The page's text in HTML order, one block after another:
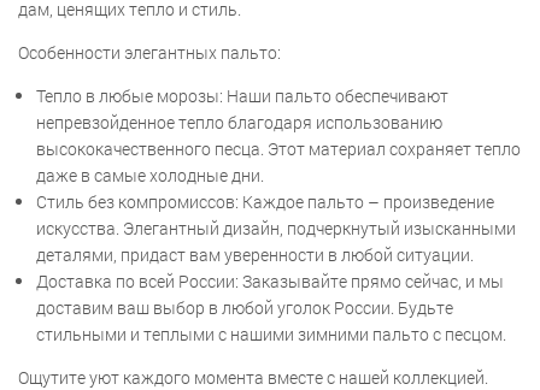
дам, ценящих тепло и стиль.
Особенности элегантных пальто:
Тепло в любые морозы: Наши пальто обеспечивают
непревзойденное тепло благодаря использованию
высококачественного песца. Этот материал сохраняет тепло
даже в самые холодные дни.
Стиль без компромиссов: Каждое пальто – произведение
искусства. Элегантный дизайн, подчеркнутый изысканными
деталями, придаст вам уверенности в любой ситуации.
Доставка по всей России: Заказывайте прямо сейчас, и мы
доставим ваш выбор в любой уголок России. Будьте
стильными и теплыми с нашими зимними пальто с песцом.
Ощутите уют каждого момента вместе с нашей коллекцией.